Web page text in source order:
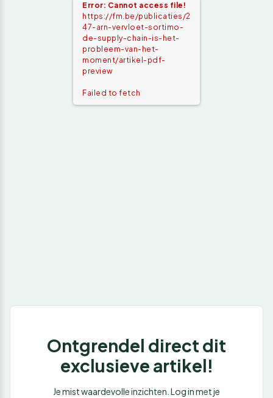
Error: Cannot access file!
https://fm.be/publicaties/2
47-arn-vervloet-sortimo-
de-supply-chain-is-het-
probleem-van-het-
moment/artikel-pdf-
preview
Failed to fetch
Ontgrendel direct dit
exclusieve artikel!
Je mist waardevolle inzichten. Log in met je